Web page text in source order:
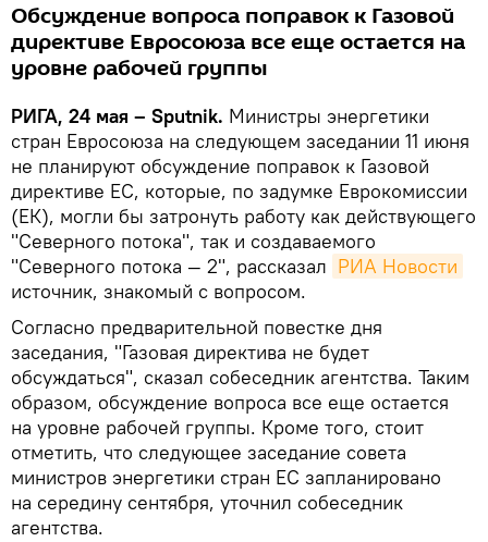
Обсуждение вопроса поправок к Газовой
директиве Евросоюза все еще остается на
уровне рабочей группы
РИГА, 24 мая – Sputnik. Министры энергетики
стран Евросоюза на следующем заседании 11 июня
не планируют обсуждение поправок к Газовой
директиве ЕС, которые, по задумке Еврокомиссии
(ЕК), могли бы затронуть работу как действующего
"Северного потока", так и создаваемого
"Северного потока — 2", рассказал РИА Новости
источник, знакомый с вопросом.
Согласно предварительной повестке дня
заседания, "Газовая директива не будет
обсуждаться", сказал собеседник агентства. Таким
образом, обсуждение вопроса все еще остается
на уровне рабочей группы. Кроме того, стоит
отметить, что следующее заседание совета
министров энергетики стран ЕС запланировано
на середину сентября, уточнил собеседник
агентства.